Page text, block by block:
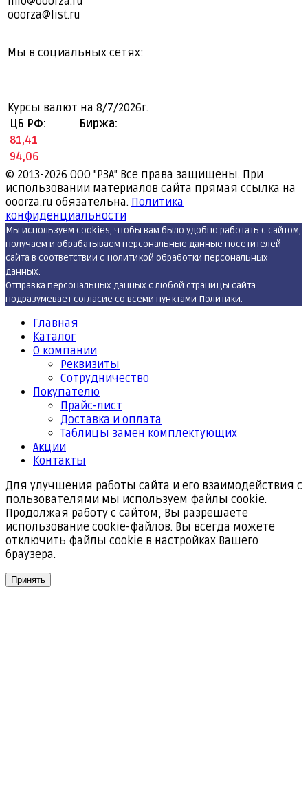
ooorza@list.ru
Мы в социальных сетях:
Курсы валют на 8/7/2026г.
ЦБ РФ:
Биржа:
81,41
94,06
© 2013-2026 ООО "РЗА" Все права защищены. При
использовании материалов сайта прямая ссылка на
ooorza.ru обязательна. Политика
конфиденциальности
Мы используем cookies, чтобы вам было удобно работать с сайтом,
получаем и обрабатываем персональные данные посетителей
сайта в соответствии с Политикой обработки персональных
данных.
Отправка персональных данных с любой страницы сайта
подразумевает согласие со всеми пунктами Политики.
Главная
Каталог
О компании
Реквизиты
Cотрудничество
Покупателю
Прайс-лист
Доставка и оплата
Таблицы замен комплектующих
Акции
Контакты
Для улучшения работы сайта и его взаимодействия с
пользователями мы используем файлы cookie.
Продолжая работу с сайтом, Вы разрешаете
использование cookie-файлов. Вы всегда можете
отключить файлы cookie в настройках Вашего
браузера.
Принять